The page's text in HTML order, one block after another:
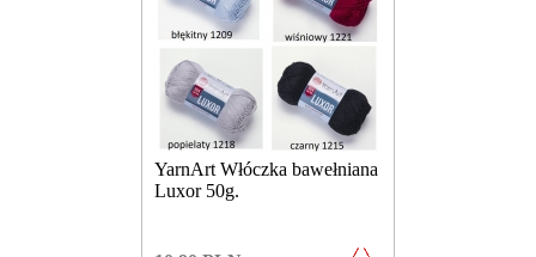
YarnArt Włóczka bawełniana
Luxor 50g.